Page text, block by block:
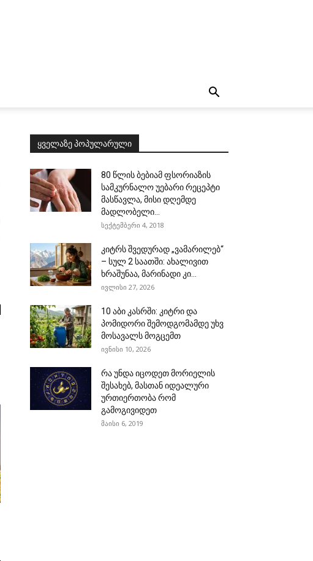
ყველაზე პოპულარული
80 წლის ბებიამ ფსორიაზის
სამკურნალო უებარი რეცეპტი
მასწავლა, მისი დღემდე
მადლობელი...
სექტემბერი 4, 2018
კიტრს შვედურად „ვამარილებ“
– სულ 2 საათში: ახალივით
ხრაშუნაა, მარინადი კი...
ივლისი 27, 2026
10 აბი კასრში: კიტრი და
პომიდორი შემოდგომამდე უხვ
მოსავალს მოგცემთ
ივნისი 10, 2026
რა უნდა იცოდეთ მორიელის
შესახებ, მასთან იდეალური
ურთიერთობა რომ
გამოგივიდეთ
მაისი 6, 2019